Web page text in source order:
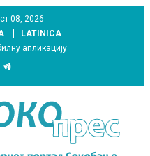
08, 2026
LATINICA
апликацију